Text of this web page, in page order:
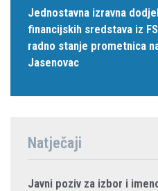
Jednostavna izravna
financijskih sredstava iz
radno stanje prometnica
Jasenovac
Natječaji
Javni poziv za izbor i